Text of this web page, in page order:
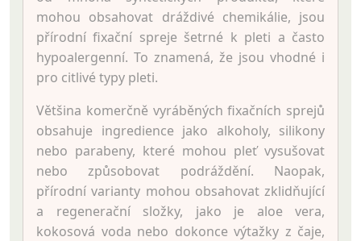
mohou obsahovat dráždivé chemikálie, jsou
přírodní fixační spreje šetrné k pleti a často
hypoalergenní. To znamená, že jsou vhodné i
pro citlivé typy pleti.
Většina komerčně vyráběných fixačních sprejů
obsahuje ingredience jako alkoholy, silikony
nebo parabeny, které mohou pleť vysušovat
nebo způsobovat podráždění. Naopak,
přírodní varianty mohou obsahovat zklidňující
a regenerační složky, jako je aloe vera,
kokosová voda nebo dokonce výtažky z čaje,